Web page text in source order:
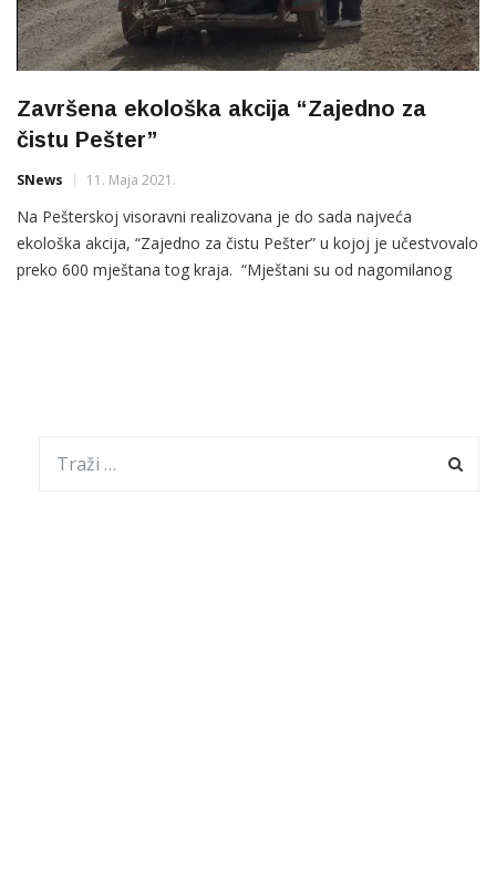
Završena ekološka akcija “Zajedno za
čistu Pešter”
SNews 11. Maja 2021.
Na Pešterskoj visoravni realizovana je do sada najveća
ekološka akcija, “Zajedno za čistu Pešter” u kojoj je učestvovalo
preko 600 mještana tog kraja. “Mještani su od nagomilanog